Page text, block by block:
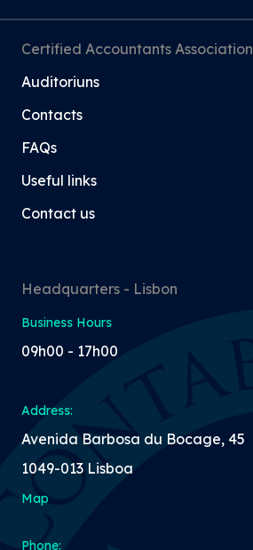
Certified Accountants Association
Auditoriuns
Contacts
FAQs
Useful links
Contact us
Headquarters - Lisbon
Business Hours
09h00 - 17h00
Address:
Avenida Barbosa du Bocage, 45
1049-013 Lisboa
Map
Phone: